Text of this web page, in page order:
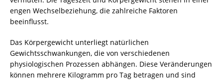
engen Wechselbeziehung, die zahlreiche Faktoren
beeinflusst.
Das Körpergewicht unterliegt natürlichen
Gewichtsschwankungen, die von verschiedenen
physiologischen Prozessen abhängen. Diese Veränderungen
können mehrere Kilogramm pro Tag betragen und sind